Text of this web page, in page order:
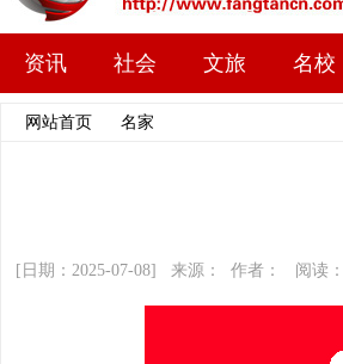
资讯 社会 文旅 名校
网站首页 名家
[日期：2025-07-08] 来源： 作者： 阅读：